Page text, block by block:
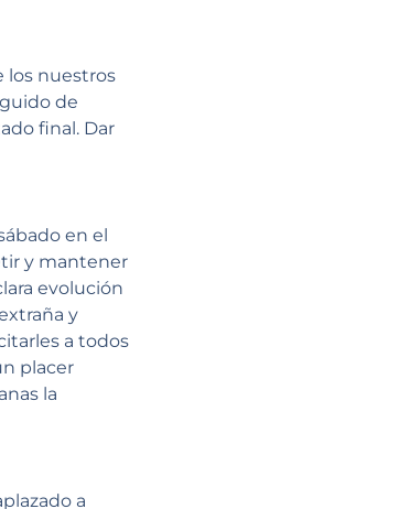
los nuestros
de
final. Dar
en el
y mantener
evolución
y
a todos
placer
la
a